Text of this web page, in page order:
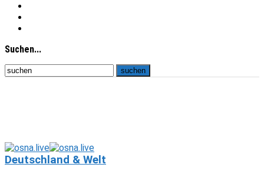
Suchen...
Deutschland & Welt